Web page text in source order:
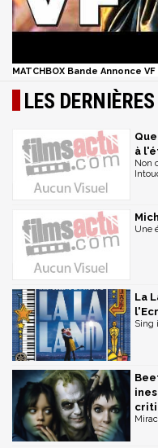
MATCHBOX Bande Annonce
LES
à
Non
Une
La
Sing